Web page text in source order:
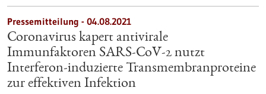
Pressemitteilung - 04.08.2021
Coronavirus kapert antivirale
Immunfaktoren SARS-CoV-2 nutzt
Interferon-induzierte Transmembranproteine
zur effektiven Infektion